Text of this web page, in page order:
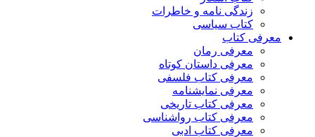
زندگی نامه و خاطرات
کتاب سیاسی
معرفی کتاب
معرفی رمان
معرفی داستان کوتاه
معرفی کتاب فلسفی
معرفی نمایشنامه
معرفی کتاب تاریخی
معرفی کتاب رواشناسی
معرفی کتاب ادبی